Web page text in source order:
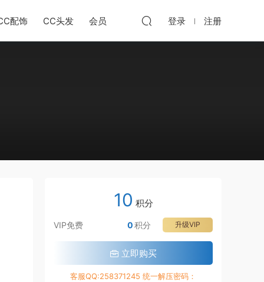
配饰 CC头发 会员 登录 注册
10 积分
VIP免费 升级VIP
0积分
立即购买
客服QQ:258371245 统一解压密码：